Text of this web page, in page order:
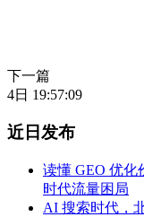
下一篇
4日 19:57:09
近日发布
读懂 GEO 优
时代流量困局
AI 搜索时代，